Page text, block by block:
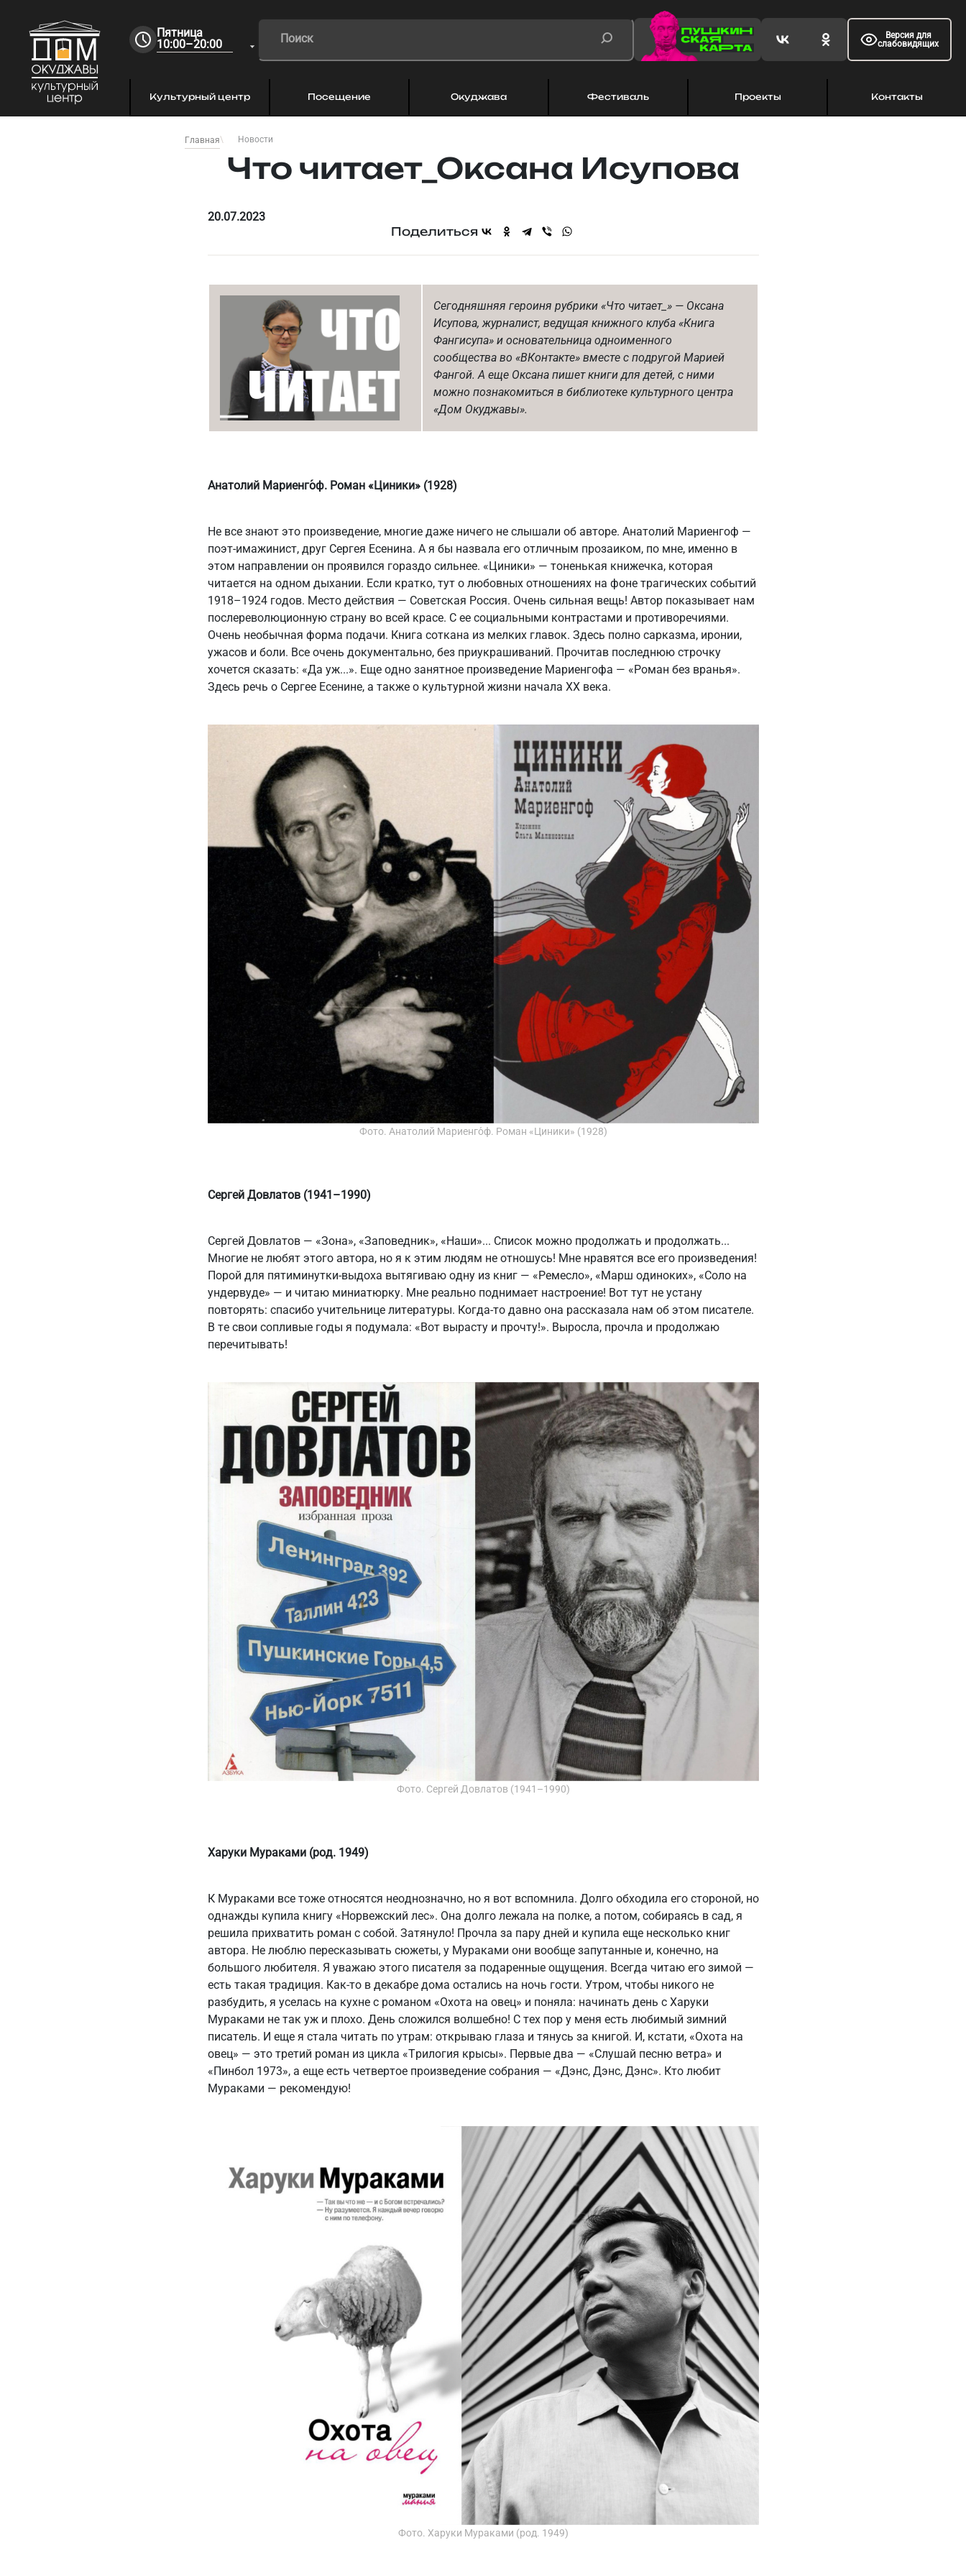
Пятница
10:00–20:00
Версия для
слабовидящих
Культурный центр Посещение Окуджава Фестиваль Проекты Контакты
Главная Новости
Что читает_Оксана Исупова
20.07.2023
Поделиться
Сегодняшняя героиня рубрики «Что читает_» — Оксана
Исупова, журналист, ведущая книжного клуба «Книга
Фангисупа» и основательница одноименного
сообщества во «ВКонтакте» вместе с подругой Марией
Фангой. А еще Оксана пишет книги для детей, с ними
можно познакомиться в библиотеке культурного центра
«Дом Окуджавы».
Анатолий Мариенго́ф. Роман «Циники» (1928)
Не все знают это произведение, многие даже ничего не слышали об авторе. Анатолий Мариенгоф —
поэт-имажинист, друг Сергея Есенина. А я бы назвала его отличным прозаиком, по мне, именно в
этом направлении он проявился гораздо сильнее. «Циники» — тоненькая книжечка, которая
читается на одном дыхании. Если кратко, тут о любовных отношениях на фоне трагических событий
1918–1924 годов. Место действия — Советская Россия. Очень сильная вещь! Автор показывает нам
послереволюционную страну во всей красе. С ее социальными контрастами и противоречиями.
Очень необычная форма подачи. Книга соткана из мелких главок. Здесь полно сарказма, иронии,
ужасов и боли. Все очень документально, без приукрашиваний. Прочитав последнюю строчку
хочется сказать: «Да уж...». Еще одно занятное произведение Мариенгофа — «Роман без вранья».
Здесь речь о Сергее Есенине, а также о культурной жизни начала ХХ века.
Фото. Анатолий Мариенго́ф. Роман «Циники» (1928)
Сергей Довлатов (1941–1990)
Сергей Довлатов — «Зона», «Заповедник», «Наши»... Список можно продолжать и продолжать...
Многие не любят этого автора, но я к этим людям не отношусь! Мне нравятся все его произведения!
Порой для пятиминутки-выдоха вытягиваю одну из книг — «Ремесло», «Марш одиноких», «Соло на
ундервуде» — и читаю миниатюрку. Мне реально поднимает настроение! Вот тут не устану
повторять: спасибо учительнице литературы. Когда-то давно она рассказала нам об этом писателе.
В те свои сопливые годы я подумала: «Вот вырасту и прочту!». Выросла, прочла и продолжаю
перечитывать!
Фото. Сергей Довлатов (1941–1990)
Харуки Мураками (род. 1949)
К Мураками все тоже относятся неоднозначно, но я вот вспомнила. Долго обходила его стороной, но
однажды купила книгу «Норвежский лес». Она долго лежала на полке, а потом, собираясь в сад, я
решила прихватить роман с собой. Затянуло! Прочла за пару дней и купила еще несколько книг
автора. Не люблю пересказывать сюжеты, у Мураками они вообще запутанные и, конечно, на
большого любителя. Я уважаю этого писателя за подаренные ощущения. Всегда читаю его зимой —
есть такая традиция. Как-то в декабре дома остались на ночь гости. Утром, чтобы никого не
разбудить, я уселась на кухне с романом «Охота на овец» и поняла: начинать день с Харуки
Мураками не так уж и плохо. День сложился волшебно! С тех пор у меня есть любимый зимний
писатель. И еще я стала читать по утрам: открываю глаза и тянусь за книгой. И, кстати, «Охота на
овец» — это третий роман из цикла «Трилогия крысы». Первые два — «Слушай песню ветра» и
«Пинбол 1973», а еще есть четвертое произведение собрания — «Дэнс, Дэнс, Дэнс». Кто любит
Мураками — рекомендую!
Фото. Харуки Мураками (род. 1949)